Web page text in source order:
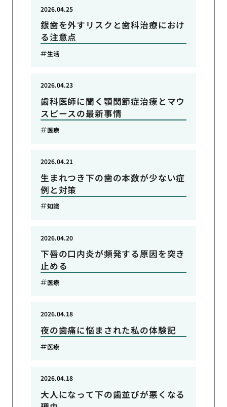
銀歯を外すリスクと歯科治療におけ
る注意点
2026.04.25
生活
歯科医師に聞く顎関節症治療とマウ
スピースの最新事情
2026.04.23
医療
生まれつき下の歯の本数が少ない症
例と対策
2026.04.21
知識
下唇の口内炎が頻発する原因を突き
止める
2026.04.20
医療
夜の歯痛に悩まされた私の体験記
2026.04.18
医療
大人になって下の歯並びが悪くなる
2026.04.18